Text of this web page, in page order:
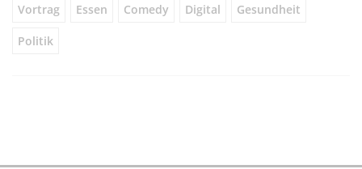
Vortrag Essen Comedy Digital Gesundheit
Politik